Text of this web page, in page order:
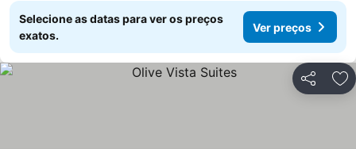
Selecione as datas para ver os preços
exatos.
Ver preços
Partilhar